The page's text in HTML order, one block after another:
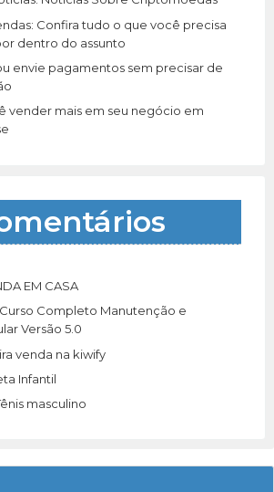
Confira tudo o que você precisa
dentro do assunto
envie pagamentos sem precisar de
vender mais em seu negócio em
EM CASA
Curso Completo Manutenção e
Versão 5.0
venda na kiwify
Infantil
masculino